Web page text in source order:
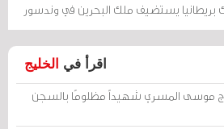
بريطانيا يستضيف ملك البحرين في وندسور
اقرأ في الخليج
موسى المسري شهيداً مظلومًا بالسجن